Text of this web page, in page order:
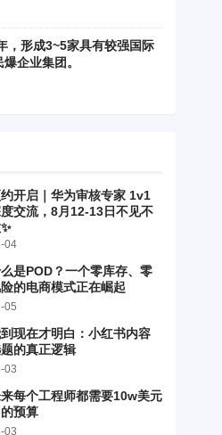
，形成3~5家具有较强国际
企业集团。
开启｜华为审核专家 1v1
交流，8月12-13日不见不
04
是POD？一个零库存、零
险的电商模式正在崛起
05
现在才明白：小红书内容
的真正逻辑
03
每个工程师都需要10w美元
预算
03